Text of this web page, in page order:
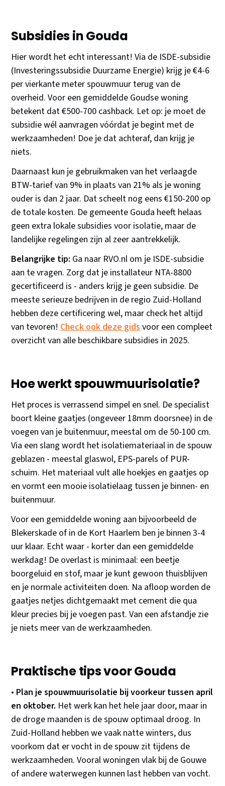
Subsidies in Gouda
Hier wordt het echt interessant! Via de ISDE-subsidie
(Investeringssubsidie Duurzame Energie) krijg je €4-6
per vierkante meter spouwmuur terug van de
overheid. Voor een gemiddelde Goudse woning
betekent dat €500-700 cashback. Let op: je moet de
subsidie wél aanvragen vóórdat je begint met de
werkzaamheden! Doe je dat achteraf, dan krijg je
niets.
Daarnaast kun je gebruikmaken van het verlaagde
BTW-tarief van 9% in plaats van 21% als je woning
ouder is dan 2 jaar. Dat scheelt nog eens €150-200 op
de totale kosten. De gemeente Gouda heeft helaas
geen extra lokale subsidies voor isolatie, maar de
landelijke regelingen zijn al zeer aantrekkelijk.
Belangrijke tip: Ga naar RVO.nl om je ISDE-subsidie
aan te vragen. Zorg dat je installateur NTA-8800
gecertificeerd is - anders krijg je geen subsidie. De
meeste serieuze bedrijven in de regio Zuid-Holland
hebben deze certificering wel, maar check het altijd
van tevoren!Check ook deze gidsvoor een compleet
overzicht van alle beschikbare subsidies in 2025.
Hoe werkt spouwmuurisolatie?
Het proces is verrassend simpel en snel. De specialist
boort kleine gaatjes (ongeveer 18mm doorsnee) in de
voegen van je buitenmuur, meestal om de 50-100 cm.
Via een slang wordt het isolatiemateriaal in de spouw
geblazen - meestal glaswol, EPS-parels of PUR-
schuim. Het materiaal vult alle hoekjes en gaatjes op
en vormt een mooie isolatielaag tussen je binnen- en
buitenmuur.
Voor een gemiddelde woning aan bijvoorbeeld de
Blekerskade of in de Kort Haarlem ben je binnen 3-4
uur klaar. Echt waar - korter dan een gemiddelde
werkdag! De overlast is minimaal: een beetje
boorgeluid en stof, maar je kunt gewoon thuisblijven
en je normale activiteiten doen. Na afloop worden de
gaatjes netjes dichtgemaakt met cement die qua
kleur precies bij je voegen past. Van een afstandje zie
je niets meer van de werkzaamheden.
Praktische tips voor Gouda
• Plan je spouwmuurisolatie bij voorkeur tussen april
en oktober. Het werk kan het hele jaar door, maar in
de droge maanden is de spouw optimaal droog. In
Zuid-Holland hebben we vaak natte winters, dus
voorkom dat er vocht in de spouw zit tijdens de
werkzaamheden. Vooral woningen vlak bij de Gouwe
of andere waterwegen kunnen last hebben van vocht.